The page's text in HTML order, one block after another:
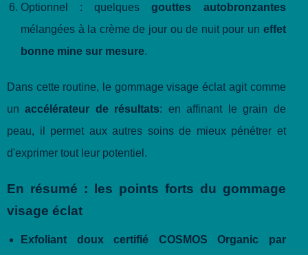
Optionnel : quelquesgouttes autobronzantes
mélangées à la crème de jour ou de nuit pour un effet
bonne mine sur mesure.
Dans cette routine, le gommage visage éclat agit comme
unaccélérateur de résultats: en affinant le grain de
peau, il permet aux autres soins de mieux pénétrer et
d'exprimer tout leur potentiel.
En résumé : les points forts du gommage
visage éclat
Exfoliant doux certifié COSMOS Organic par